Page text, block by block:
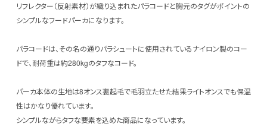
リフレクター（反射素材）が織り込まれたパラコードと胸元のタグがポイントの
シンプルなフードパーカになります。
パラコードは、その名の通りパラシュートに使用されているナイロン製のコー
ドで、耐荷重は約280kgのタフなコード。
パーカ本体の生地は8オンス裏起毛で毛羽立たせた結果ライトオンスでも保温
性はかなり優れています。
シンプルながらタフな要素を込めた商品になっています。